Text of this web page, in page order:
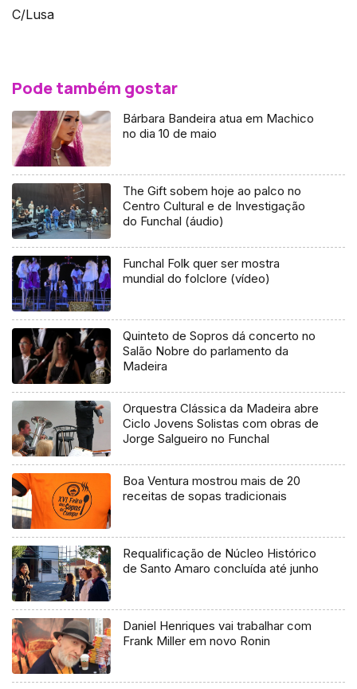
C/Lusa
Pode também gostar
Bárbara Bandeira atua em Machico
no dia 10 de maio
The Gift sobem hoje ao palco no
Centro Cultural e de Investigação
do Funchal (áudio)
Funchal Folk quer ser mostra
mundial do folclore (vídeo)
Quinteto de Sopros dá concerto no
Salão Nobre do parlamento da
Madeira
Orquestra Clássica da Madeira abre
Ciclo Jovens Solistas com obras de
Jorge Salgueiro no Funchal
Boa Ventura mostrou mais de 20
receitas de sopas tradicionais
Requalificação de Núcleo Histórico
de Santo Amaro concluída até junho
Daniel Henriques vai trabalhar com
Frank Miller em novo Ronin